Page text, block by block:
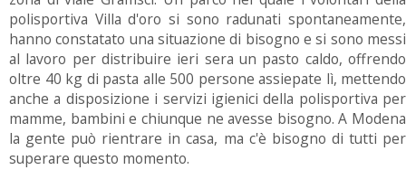
polisportiva Villa d'oro si sono radunati spontaneamente,
hanno constatato una situazione di bisogno e si sono messi
al lavoro per distribuire ieri sera un pasto caldo, offrendo
oltre 40 kg di pasta alle 500 persone assiepate lì, mettendo
anche a disposizione i servizi igienici della polisportiva per
mamme, bambini e chiunque ne avesse bisogno. A Modena
la gente può rientrare in casa, ma c'è bisogno di tutti per
superare questo momento.